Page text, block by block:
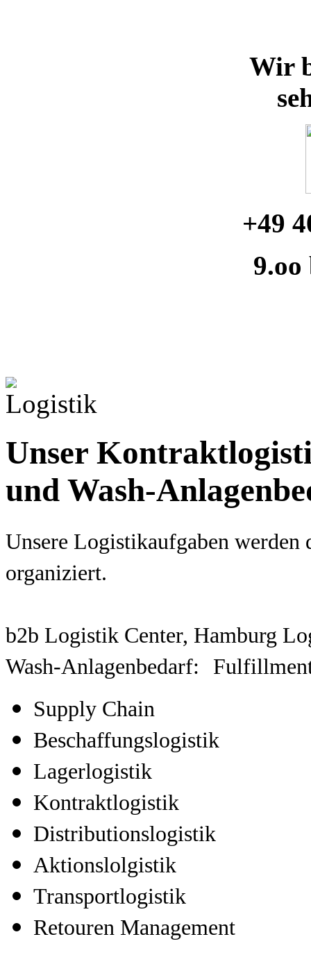
Wir
+49
9.oo
Unser
und Wash-
Unsere Logistikaufgaben
organiziert.
b2b Logistik Center, Hamburg
Wash-Anlagenbedarf:
Supply Chain
Beschaffungslogistik
Lagerlogistik
Kontraktlogistik
Distributionslogistik
Aktionslolgistik
Transportlogistik
Retouren Management